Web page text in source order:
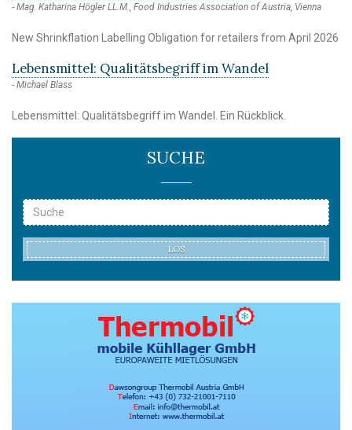
Mag. Katharina Högler LL.M., Food Industries Association of Austria, Vienna
New Shrinkflation Labelling Obligation for retailers from April 2026
Lebensmittel: Qualitätsbegriff im Wandel
Michael Blass
Lebensmittel: Qualitätsbegriff im Wandel. Ein Rückblick.
SUCHE
LOS